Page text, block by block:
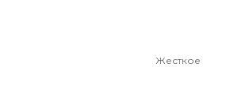
Жесткое